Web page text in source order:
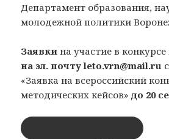
Департамент образования,
молодежной политики
Заявки на участие в конкурсе
на эл. почту leto.vrn@mail.ru
«Заявка на всероссийский
методических кейсов» до 20